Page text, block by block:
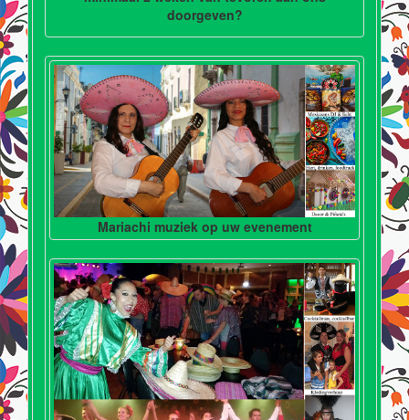
doorgeven?
Mariachi muziek op uw evenement